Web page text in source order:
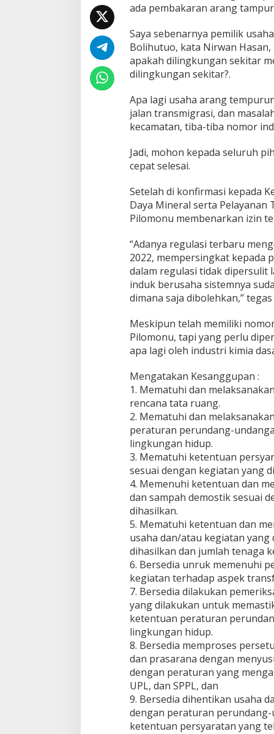
n
ada pembakaran arang
Saya sebenarnya pemilik
Bolihutuo, kata Nirwan
apakah dilingkungan sekitar
dilingkungan sekitar?.
Apa lagi usaha arang
jalan transmigrasi, dan
kecamatan, tiba-tiba nomor
Jadi, mohon kepada seluruh
cepat selesai.
Setelah di konfirmasi kepada
Daya Mineral serta Pelayanan
Pilomonu membenarkan izin
“Adanya regulasi terbaru
2022, mempersingkat kepada
dalam regulasi tidak
induk berusaha sistemnya
dimana saja dibolehkan,”
Meskipun telah memiliki
Pilomonu, tapi yang perlu
apa lagi oleh industri kimia
Mengatakan Kesanggupan :
1. Mematuhi dan
rencana tata ruang.
2. Mematuhi dan
peraturan perundang-
lingkungan hidup.
3. Mematuhi ketentuan
sesuai dengan kegiatan yang
4. Memenuhi ketentuan dan
dan sampah demostik sesuai
dihasilkan.
5. Mematuhi ketentuan dan
usaha dan/atau kegiatan
dihasilkan dan jumlah tenaga
6. Bersedia unruk memenuhi
kegiatan terhadap aspek
7. Bersedia dilakukan
yang dilakukan untuk
ketentuan peraturan
lingkungan hidup.
8. Bersedia memproses
dan prasarana dengan
dengan peraturan yang
UPL, dan SPPL, dan
9. Bersedia dihentikan usaha
dengan peraturan
ketentuan persyaratan yang